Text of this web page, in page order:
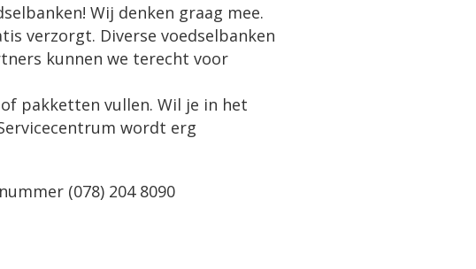
Wij denken graag mee.
verzorgt. Diverse voedselbanken
kunnen we terecht voor
pakketten vullen. Wil je in het
wordt erg
(078) 204 8090